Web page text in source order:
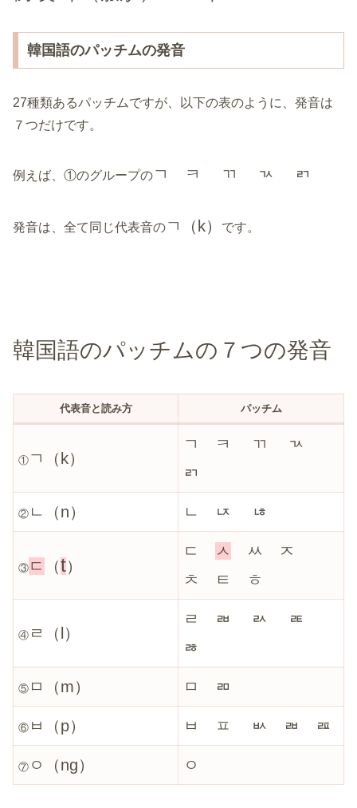
韓国語のパッチムの発音
27種類あるパッチムですが、以下の表のように、発音は
７つだけです。
例えば、①のグループのㄱ ㅋ ㄲ ㄳ ㄺ
発音は、全て同じ代表音のㄱ（k） です。
韓国語のパッチムの７つの発音
代表音と読み方 パッチム
① ㄱ（k）
ㄱ
ㅋ ㄲ ㄳ
ㄺ
② ㄴ（n） ㄴ ㄵ ㄶ
③ ㄷ （t）
ㄷ ㅅ
ㅆ ㅈ
ㅊ ㅌ ㅎ
④ ㄹ（l）
ㄹ
ㄼ ㄽ ㄾ
ㅀ
⑤ ㅁ（m） ㅁ ㄻ
⑥ ㅂ（p） ㅂ ㅍ ㅄ ㄼ ㄿ
⑦ ㅇ（ng） ㅇ